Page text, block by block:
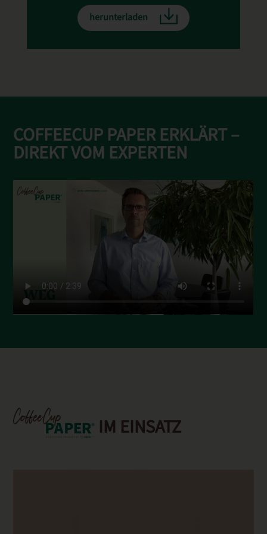
herunterladen
COFFEECUP PAPER ERKLÄRT –
DIREKT VOM EXPERTEN
IM EINSATZ